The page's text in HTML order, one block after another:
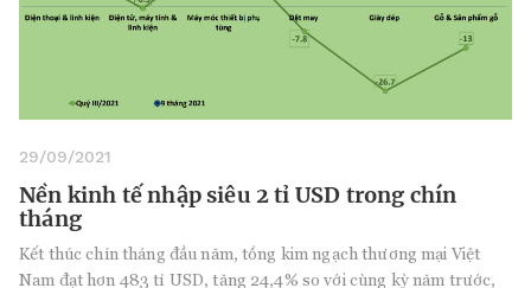
29/09/2021
Nền kinh tế nhập siêu 2 tỉ USD trong chín
tháng
Kết thúc chín tháng đầu năm, tổng kim ngạch thương mại Việt
Nam đạt hơn 483 tỉ USD, tăng 24,4% so với cùng kỳ năm trước,